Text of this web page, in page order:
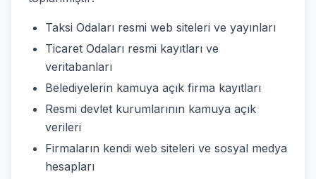
Taksi Odaları resmi web siteleri ve yayınları
Ticaret Odaları resmi kayıtları ve
veritabanları
Belediyelerin kamuya açık firma kayıtları
Resmi devlet kurumlarının kamuya açık
verileri
Firmaların kendi web siteleri ve sosyal medya
hesapları